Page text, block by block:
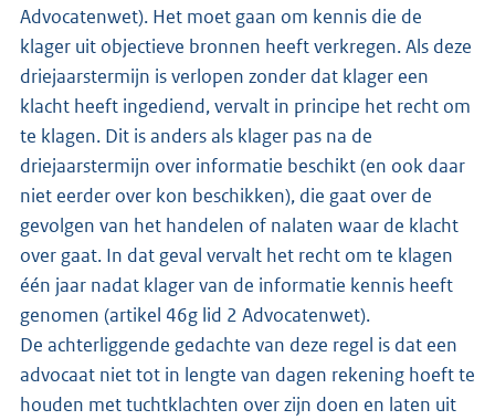
Advocatenwet). Het moet gaan om kennis die de
klager uit objectieve bronnen heeft verkregen. Als deze
driejaarstermijn is verlopen zonder dat klager een
klacht heeft ingediend, vervalt in principe het recht om
te klagen. Dit is anders als klager pas na de
driejaarstermijn over informatie beschikt (en ook daar
niet eerder over kon beschikken), die gaat over de
gevolgen van het handelen of nalaten waar de klacht
over gaat. In dat geval vervalt het recht om te klagen
één jaar nadat klager van de informatie kennis heeft
genomen (artikel 46g lid 2 Advocatenwet).
De achterliggende gedachte van deze regel is dat een
advocaat niet tot in lengte van dagen rekening hoeft te
houden met tuchtklachten over zijn doen en laten uit